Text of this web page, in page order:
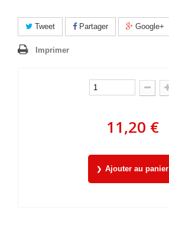
Tweet Partager Google+
Imprimer
11,20 €
Ajouter au panier